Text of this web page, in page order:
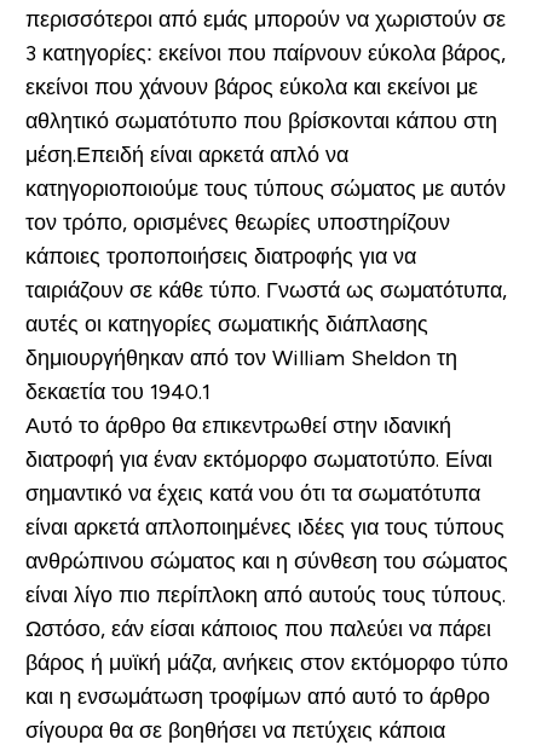
περισσότεροι από εμάς μπορούν να χωριστούν σε
3 κατηγορίες: εκείνοι που παίρνουν εύκολα βάρος,
εκείνοι που χάνουν βάρος εύκολα και εκείνοι με
αθλητικό σωματότυπο που βρίσκονται κάπου στη
μέση.Επειδή είναι αρκετά απλό να
κατηγοριοποιούμε τους τύπους σώματος με αυτόν
τον τρόπο, ορισμένες θεωρίες υποστηρίζουν
κάποιες τροποποιήσεις διατροφής για να
ταιριάζουν σε κάθε τύπο. Γνωστά ως σωματότυπα,
αυτές οι κατηγορίες σωματικής διάπλασης
δημιουργήθηκαν από τον William Sheldon τη
δεκαετία του 1940.1
Αυτό το άρθρο θα επικεντρωθεί στην ιδανική
διατροφή για έναν εκτόμορφο σωματοτύπο. Είναι
σημαντικό να έχεις κατά νου ότι τα σωματότυπα
είναι αρκετά απλοποιημένες ιδέες για τους τύπους
ανθρώπινου σώματος και η σύνθεση του σώματος
είναι λίγο πιο περίπλοκη από αυτούς τους τύπους.
Ωστόσο, εάν είσαι κάποιος που παλεύει να πάρει
βάρος ή μυϊκή μάζα, ανήκεις στον εκτόμορφο τύπο
και η ενσωμάτωση τροφίμων από αυτό το άρθρο
σίγουρα θα σε βοηθήσει να πετύχεις κάποια